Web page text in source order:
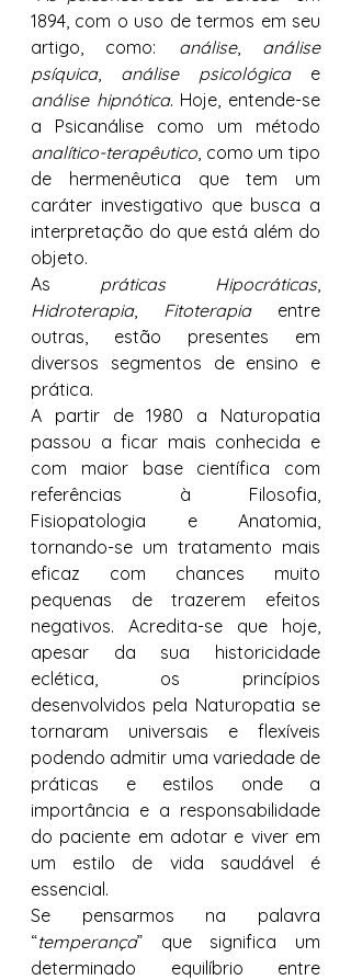
1894, com o uso de termos em seu
artigo, como: análise, análise
psíquica, análise psicológica
análise hipnótica. Hoje, entende-se
analítico-terapêutico, como um tipo
de hermenêutica que tem um
caráter investigativo que busca a
interpretação do que está além do
objeto.
As práticas Hipocráticas
Hidroterapia, Fitoterapia entre
outras, estão presentes em
diversos segmentos de ensino e
prática.
A partir de 1980 a Naturopatia
passou a ficar mais conhecida e
com maior base científica com
referências à Filosofia,
Fisiopatologia e Anatomia,
tornando-se um tratamento mais
eficaz com chances muito
pequenas de trazerem efeitos
negativos. Acredita-se que hoje,
apesar da sua historicidade
eclética, os princípios
desenvolvidos pela Naturopatia se
tornaram universais e flexíveis
podendo admitir uma variedade de
práticas e estilos onde a
importância e a responsabilidade
do paciente em adotar e viver em
um estilo de vida saudável é
essencial.
Se pensarmos na palavra
“temperança” que significa um
determinado equilíbrio entre